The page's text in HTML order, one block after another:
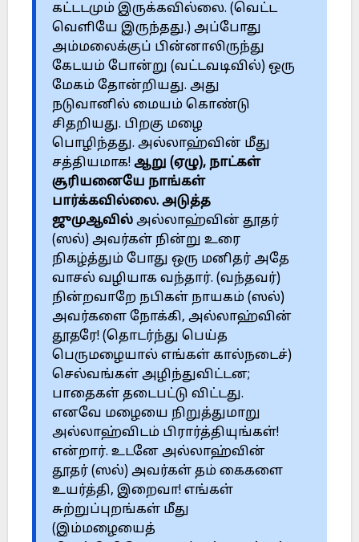
கட்டடமும் இருக்கவில்லை. (வெட்ட
வெளியே இருந்தது.) அப்போது
அம்மலைக்குப் பின்னாலிருந்து
கேடயம் போன்று (வட்டவடிவில்) ஒரு
மேகம் தோன்றியது. அது
நடுவானில் மையம் கொண்டு
சிதறியது. பிறகு மழை
பொழிந்தது. அல்லாஹ்வின் மீது
சத்தியமாக! ஆறு (ஏழு), நாட்கள்
சூரியனையே நாங்கள்
பார்க்கவில்லை. அடுத்த
ஜுமுஆவில் அல்லாஹ்வின் தூதர்
(ஸல்) அவர்கள் நின்று உரை
நிகழ்த்தும் போது ஒரு மனிதர் அதே
வாசல் வழியாக வந்தார். (வந்தவர்)
நின்றவாறே நபிகள் நாயகம் (ஸல்)
அவர்களை நோக்கி, அல்லாஹ்வின்
தூதரே! (தொடர்ந்து பெய்த
பெருமழையால் எங்கள் கால்நடைச்)
செல்வங்கள் அழிந்துவிட்டன;
பாதைகள் தடைபட்டு விட்டது.
எனவே மழையை நிறுத்துமாறு
அல்லாஹ்விடம் பிரார்த்தியுங்கள்!
என்றார். உடனே அல்லாஹ்வின்
தூதர் (ஸல்) அவர்கள் தம் கைகளை
உயர்த்தி, இறைவா! எங்கள்
சுற்றுப்புறங்கள் மீது
(இம்மழையைத்